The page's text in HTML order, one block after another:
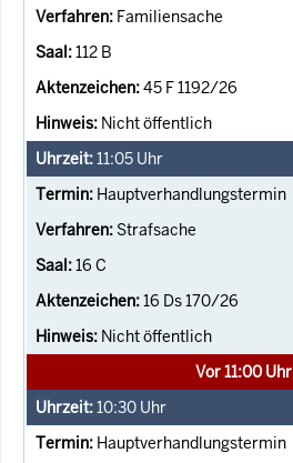
Familiensache
112 B
45 F 1192/26
Nicht öffentlich
11:05 Uhr
Hauptverhandlungstermin
Strafsache
16 C
16 Ds 170/26
Nicht öffentlich
Vor 11:00 Uhr
10:30 Uhr
Hauptverhandlungstermin